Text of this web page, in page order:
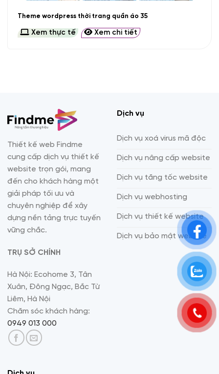
Theme wordpress thời trang quần áo 35
Xem thực tế Xem chi tiết
Thiết kế web Findme
cung cấp dịch vụ thiết kế
website trọn gói, mang
đến cho khách hàng một
giải pháp tối ưu và
chuyên nghiệp để xây
dựng nền tảng trực tuyến
vững chắc.
TRỤ SỞ CHÍNH
Hà Nội: Ecohome 3, Tân
Xuân, Đông Ngạc, Bắc Từ
Liêm, Hà Nội
Chăm sóc khách hàng:
0949 013 000
Dịch vụ
Dịch vụ xoá virus mã độc
Dịch vụ nâng cấp website
Dịch vụ tăng tốc website
Dịch vụ webhosting
Dịch vụ thiết kế website
Dịch vụ bảo mật website